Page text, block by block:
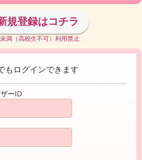
規登録はコチラ
満（高校生不可）利用禁止
ログインできます
ーID